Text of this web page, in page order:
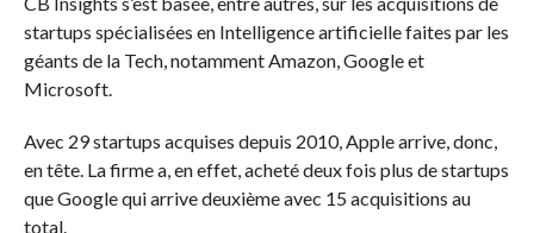
startups spécialisées en Intelligence artificielle faites par les
géants de la Tech, notamment Amazon, Google et
Microsoft.
Avec 29 startups acquises depuis 2010, Apple arrive, donc,
en tête. La firme a, en effet, acheté deux fois plus de startups
que Google qui arrive deuxième avec 15 acquisitions au
total.